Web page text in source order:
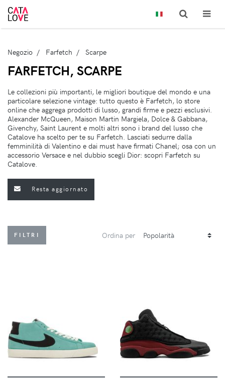
Negozio Farfetch Scarpe
FARFETCH, SCARPE
Le collezioni più importanti, le migliori boutique del mondo e una
particolare selezione vintage: tutto questo è Farfetch, lo store
online che aggrega prodotti di lusso, grandi firme e pezzi esclusivi.
Alexander McQueen, Maison Martin Margiela, Dolce & Gabbana,
Givenchy, Saint Laurent e molti altri sono i brand del lusso che
Catalove ha scelto per te su Farfetch. Lasciati sedurre dalla
femminilità di Valentino e dai must have firmati Chanel; osa con un
accessorio Versace e nel dubbio scegli Dior: scopri Farfetch su
Catalove.
Resta aggiornato
FILTRI Ordina per